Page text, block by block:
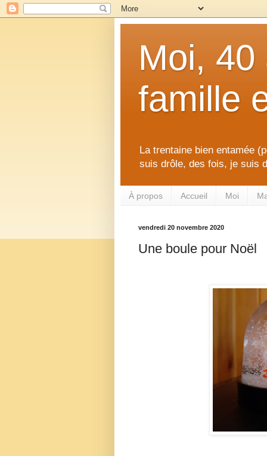
Moi,
famille
La trentaine bien entamée
suis drôle, des fois, je suis
À propos Accueil Moi
vendredi 20 novembre 2020
Une boule pour Noël